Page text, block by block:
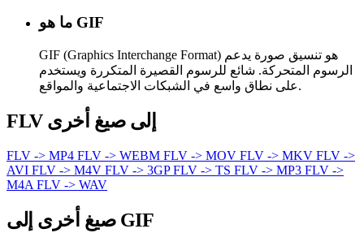
ما هو GIF
GIF (Graphics Interchange Format) هو تنسيق صورة يدعم
الرسوم المتحركة. شائع للرسوم القصيرة المتكررة ويستخدم
على نطاق واسع في الشبكات الاجتماعية والمواقع.
FLV إلى صيغ أخرى
FLV -> MP4 FLV -> WEBM FLV -> MOV FLV -> MKV FLV ->
AVI FLV -> M4V FLV -> 3GPFLV -> TS FLV -> MP3 FLV ->
M4A FLV -> WAV
صيغ أخرى إلى GIF